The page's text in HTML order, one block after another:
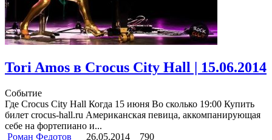
Tori Amos в Crocus City Hall | 15.06.2014
Событие
Где Crocus City Hall Когда 15 июня Во сколько 19:00 Купить
билет crocus-hall.ru Американская певица, аккомпанирующая
себе на фортепиано и...
Роман Федотов
26.05.2014
790